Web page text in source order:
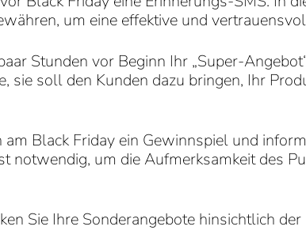
um eine effektive und
Stunden vor Beginn Ihr „Super-
sie soll den Kunden dazu bringen, Ihr
am Black Friday ein Gewinnspiel und
um die Aufmerksamkeit des
Sie Ihre Sonderangebote hinsichtlich